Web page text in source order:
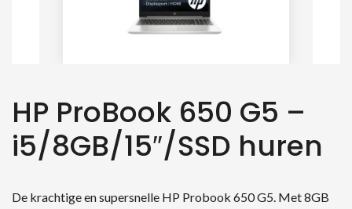
HP ProBook 650 G5 –
i5/8GB/15″/SSD huren
De krachtige en supersnelle HP Probook 650 G5. Met 8GB